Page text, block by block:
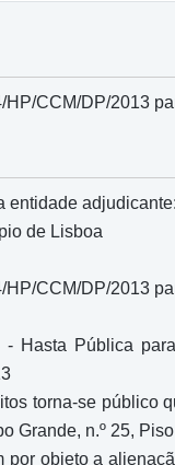
HP/CCM/DP/2013
entidade adjudicante:
de Lisboa
HP/CCM/DP/2013
- Hasta Pública
torna-se público
Grande, n.º 25,
por objeto a